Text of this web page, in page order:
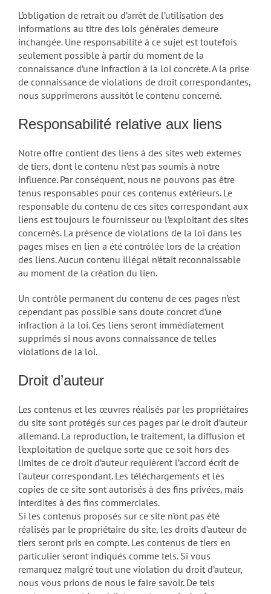
L’obligation de retrait ou d’arrêt de l’utilisation des
informations au titre des lois générales demeure
inchangée. Une responsabilité à ce sujet est toutefois
seulement possible à partir du moment de la
connaissance d’une infraction à la loi concrète. A la prise
de connaissance de violations de droit correspondantes,
nous supprimerons aussitôt le contenu concerné.
Responsabilité relative aux liens
Notre offre contient des liens à des sites web externes
de tiers, dont le contenu n’est pas soumis à notre
influence. Par conséquent, nous ne pouvons pas être
tenus responsables pour ces contenus extérieurs. Le
responsable du contenu de ces sites correspondant aux
liens est toujours le fournisseur ou l’exploitant des sites
concernés. La présence de violations de la loi dans les
pages mises en lien a été contrôlée lors de la création
des liens. Aucun contenu illégal n’était reconnaissable
au moment de la création du lien.
Un contrôle permanent du contenu de ces pages n’est
cependant pas possible sans doute concret d’une
infraction à la loi. Ces liens seront immédiatement
supprimés si nous avons connaissance de telles
violations de la loi.
Droit d’auteur
Les contenus et les œuvres réalisés par les propriétaires
du site sont protégés sur ces pages par le droit d’auteur
allemand. La reproduction, le traitement, la diffusion et
l’exploitation de quelque sorte que ce soit hors des
limites de ce droit d’auteur requièrent l’accord écrit de
l’auteur correspondant. Les téléchargements et les
copies de ce site sont autorisés à des fins privées, mais
interdites à des fins commerciales.
Si les contenus proposés sur ce site n’ont pas été
réalisés par le propriétaire du site, les droits d’auteur de
tiers seront pris en compte. Les contenus de tiers en
particulier seront indiqués comme tels. Si vous
remarquez malgré tout une violation du droit d’auteur,
nous vous prions de nous le faire savoir. De tels